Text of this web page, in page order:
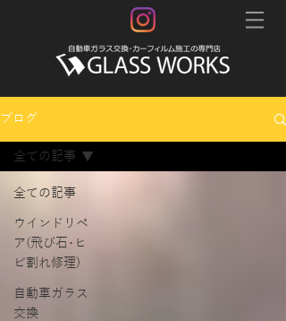
ブログ
全ての記事
ウインドリペ
ア(飛び石･ヒ
ビ割れ修理)
自動車ガラス
交換
全ての記事